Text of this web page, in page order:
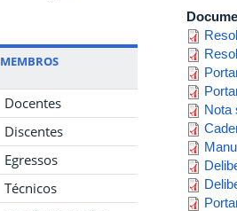
MEMBROS
Docentes
Discentes
Egressos
Técnicos
Nota